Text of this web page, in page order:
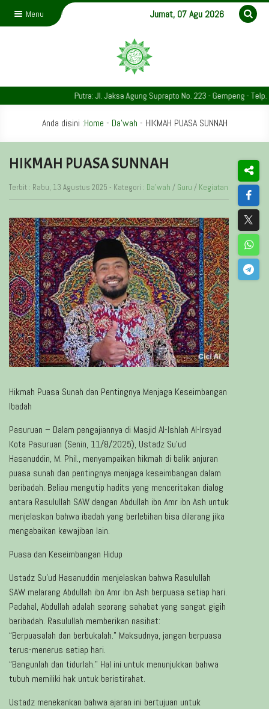
Menu Jumat, 07 Agu 2026
Putra: Jl. Jaksa Agung Suprapto No. 223 - Gempeng - Telp.
Anda disini :Home - Da'wah - HIKMAH PUASA SUNNAH
HIKMAH PUASA SUNNAH
Terbit : Rabu, 13 Agustus 2025 - Kategori : Da'wah / Guru / Kegiatan
Hikmah Puasa Sunah dan Pentingnya Menjaga Keseimbangan
Ibadah
Pasuruan – Dalam pengajiannya di Masjid Al-Ishlah Al-Irsyad
Kota Pasuruan (Senin, 11/8/2025), Ustadz Su’ud
Hasanuddin, M. Phil., menyampaikan hikmah di balik anjuran
puasa sunah dan pentingnya menjaga keseimbangan dalam
beribadah. Beliau mengutip hadits yang menceritakan dialog
antara Rasulullah SAW dengan Abdullah ibn Amr ibn Ash untuk
menjelaskan bahwa ibadah yang berlebihan bisa dilarang jika
mengabaikan kewajiban lain.
Puasa dan Keseimbangan Hidup
Ustadz Su’ud Hasanuddin menjelaskan bahwa Rasulullah
SAW melarang Abdullah ibn Amr ibn Ash berpuasa setiap hari.
Padahal, Abdullah adalah seorang sahabat yang sangat gigih
beribadah. Rasulullah memberikan nasihat:
“Berpuasalah dan berbukalah.” Maksudnya, jangan berpuasa
terus-menerus setiap hari.
“Bangunlah dan tidurlah.” Hal ini untuk menunjukkan bahwa
tubuh memiliki hak untuk beristirahat.
Ustadz menekankan bahwa ajaran ini bertujuan untuk